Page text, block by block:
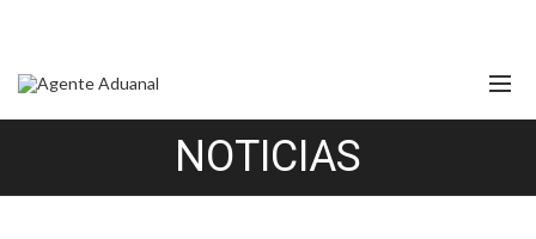
NOTICIAS